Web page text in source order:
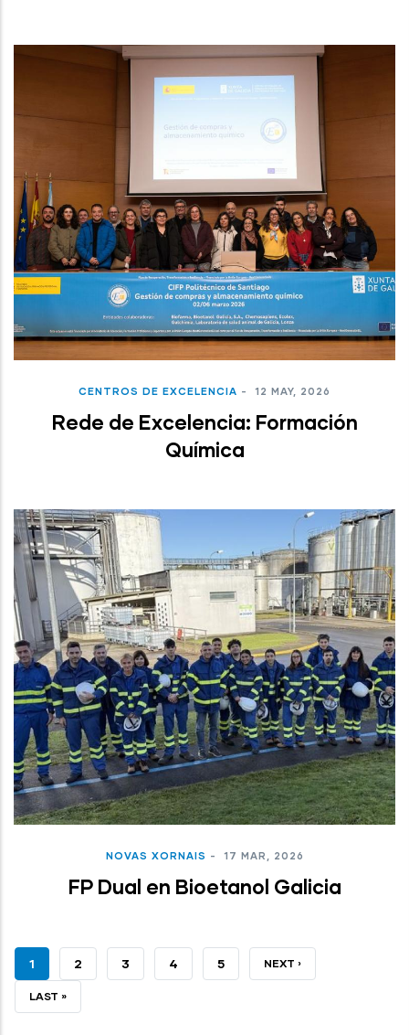
CENTROS DE EXCELENCIA - 12 MAY, 2026
Rede de Excelencia: Formación
Química
NOVAS XORNAIS - 17 MAR, 2026
FP Dual en Bioetanol Galicia
PÁXINA
ACTUAL
1 PAGE
2 PAGE
3 PAGE
4 PAGE
5 PÁXINA
NEXT ›
LAST
LAST »